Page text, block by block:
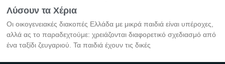
Λύσουν τα Χέρια
Οι οικογενειακές διακοπές Ελλάδα με μικρά παιδιά είναι υπέροχες,
αλλά ας το παραδεχτούμε: χρειάζονται διαφορετικό σχεδιασμό από
ένα ταξίδι ζευγαριού. Τα παιδιά έχουν τις δικές